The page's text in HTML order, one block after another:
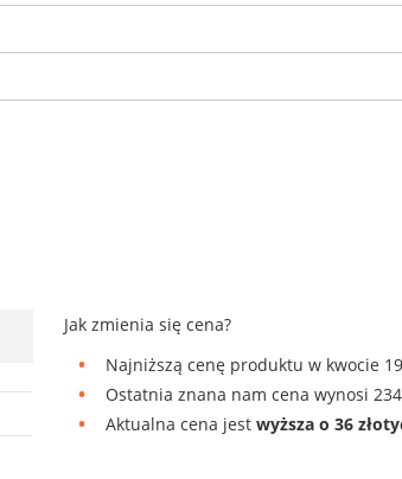
Jak zmienia się cena?
Najniższą cenę produktu w kwocie
Ostatnia znana nam cena wynosi
Aktualna cena jestwyższa o 36